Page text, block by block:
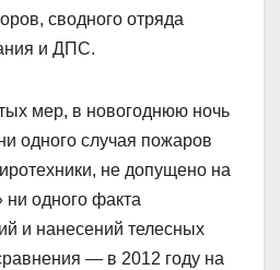
сводного отряда
и ДПС.
мер, в новогоднюю ночь
одного случая пожаров
не допущено на
одного факта
и нанесений телесных
— в 2012 году на